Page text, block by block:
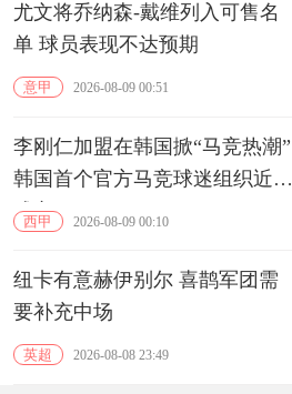
尤文将乔纳森-戴维列入可售名
单 球员表现不达预期
意甲 2026-08-09 00:51
李刚仁加盟在韩国掀“马竞热潮”
韩国首个官方马竞球迷组织近期
成立
西甲 2026-08-09 00:10
纽卡有意赫伊别尔 喜鹊军团需
要补充中场
英超 2026-08-08 23:49